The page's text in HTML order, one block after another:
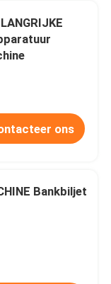
ons
Bankbiljet